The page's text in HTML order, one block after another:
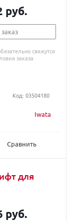
Iwata
Сравнить
руб.
свяжутся
заказа
Код: 03504180
для
руб.